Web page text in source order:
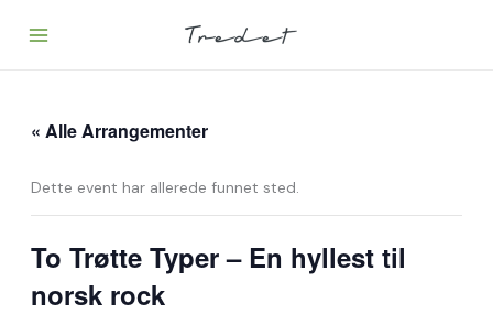
« Alle Arrangementer
Dette event har allerede funnet sted.
To Trøtte Typer – En hyllest til
norsk rock